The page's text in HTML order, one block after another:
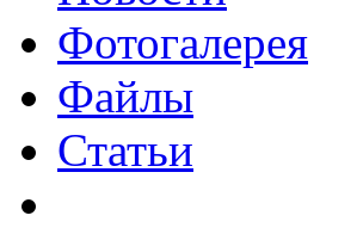
Фотогалерея
Файлы
Статьи